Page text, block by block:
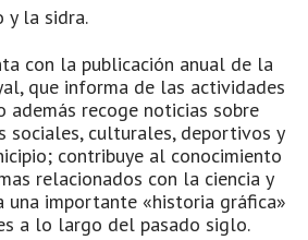
y la sidra.
con la publicación anual de la
que informa de las actividades
además recoge noticias sobre
sociales, culturales, deportivos y
contribuye al conocimiento
relacionados con la ciencia y
una importante «historia gráfica»
a lo largo del pasado siglo.